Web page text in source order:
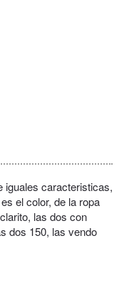
iguales caracteristicas,
el color, de la ropa
las dos con
dos 150, las vendo